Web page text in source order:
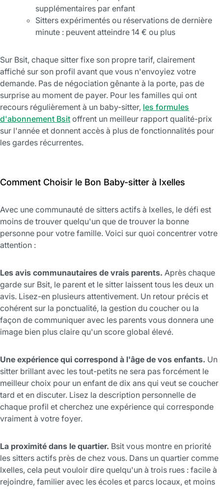
supplémentaires par enfant
Sitters expérimentés ou réservations de dernière
minute : peuvent atteindre 14 € ou plus
Sur Bsit, chaque sitter fixe son propre tarif, clairement
affiché sur son profil avant que vous n'envoyiez votre
demande. Pas de négociation gênante à la porte, pas de
surprise au moment de payer. Pour les familles qui ont
recours régulièrement à un baby-sitter, les formules
d'abonnement Bsit offrent un meilleur rapport qualité-prix
sur l'année et donnent accès à plus de fonctionnalités pour
les gardes récurrentes.
Comment Choisir le Bon Baby-sitter à Ixelles
Avec une communauté de sitters actifs à Ixelles, le défi est
moins de trouver quelqu'un que de trouver la bonne
personne pour votre famille. Voici sur quoi concentrer votre
attention :
Les avis communautaires de vrais parents. Après chaque
garde sur Bsit, le parent et le sitter laissent tous les deux un
avis. Lisez-en plusieurs attentivement. Un retour précis et
cohérent sur la ponctualité, la gestion du coucher ou la
façon de communiquer avec les parents vous donnera une
image bien plus claire qu'un score global élevé.
Une expérience qui correspond à l'âge de vos enfants. Un
sitter brillant avec les tout-petits ne sera pas forcément le
meilleur choix pour un enfant de dix ans qui veut se coucher
tard et en discuter. Lisez la description personnelle de
chaque profil et cherchez une expérience qui corresponde
vraiment à votre foyer.
La proximité dans le quartier. Bsit vous montre en priorité
les sitters actifs près de chez vous. Dans un quartier comme
Ixelles, cela peut vouloir dire quelqu'un à trois rues : facile à
rejoindre, familier avec les écoles et parcs locaux, et moins